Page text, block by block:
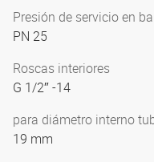
Presión de servicio en
PN 25
Roscas interiores
G 1/2″ -14
para diámetro interno
19 mm